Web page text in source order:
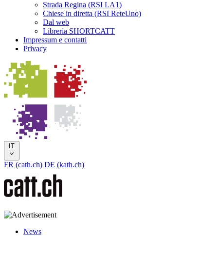
Strada Regina (RSI LA1)
Chiese in diretta (RSI ReteUno)
Dal web
Libreria SHORTCATT
Impressum e contatti
Privacy
IT
FR (cath.ch) DE (kath.ch)
News